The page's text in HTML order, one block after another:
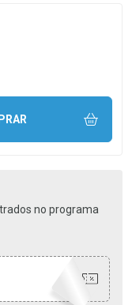
UNIDADE
no programa